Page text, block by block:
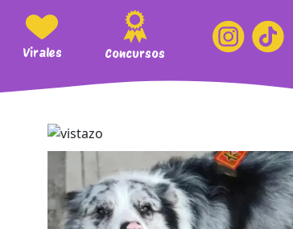
Virales Concursos